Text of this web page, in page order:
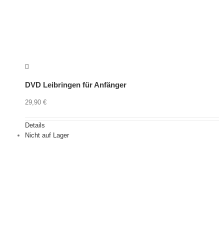
DVD Leibringen für Anfänger
29,90 €
Details
Nicht auf Lager